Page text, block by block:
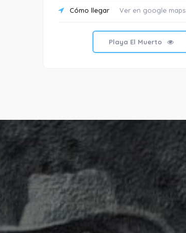
Cómo llegar Ver en google maps
Playa El Muerto